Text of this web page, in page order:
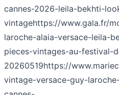
cannes-2026-leila-bekhti-
vintagehttps://www.gala.fr/
laroche-alaia-versace-leila-
pieces-vintages-au-festival-
20260519https://
vintage-versace-guy-